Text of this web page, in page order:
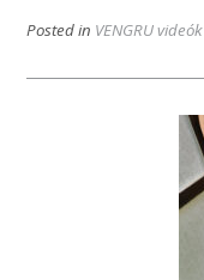
Posted in VENGRU videók